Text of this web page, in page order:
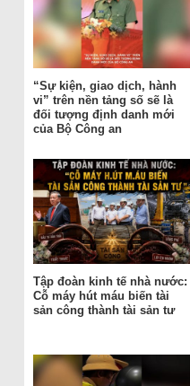
“Sự kiện, giao dịch, hành
vi” trên nền tảng số sẽ là
đối tượng định danh mới
của Bộ Công an
Tập đoàn kinh tế nhà nước:
Cỗ máy hút máu biến tài
sản công thành tài sản tư